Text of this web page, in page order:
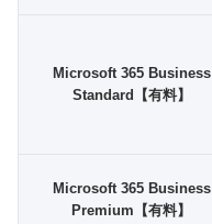
Microsoft 365 Business
Standard【有料】
Microsoft 365 Business
Premium【有料】